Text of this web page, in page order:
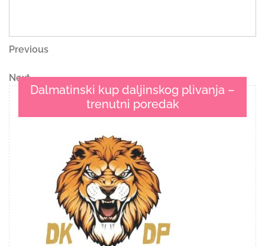
Navigacija
objava
Previous
Previous
Next
Post
Next
Dalmatinski kup daljinskog plivanja –
trenutni poredak